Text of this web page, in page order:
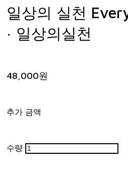
일상의 실천
· 일상의실천
48,000원
추가 금액
수량